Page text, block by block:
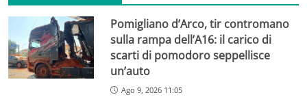
Pomigliano d’Arco, tir contromano
sulla rampa dell’A16: il carico di
scarti di pomodoro seppellisce
un’auto
Ago 9, 2026 11:05